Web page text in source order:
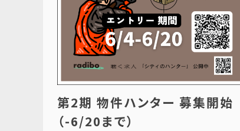
第2期 物件ハンター 募集開始
（-6/20まで）